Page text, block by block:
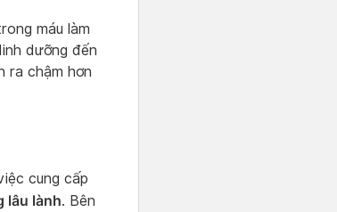
máu làm
dưỡng đến
ra chậm hơn
cung cấp
lâu lành. Bên